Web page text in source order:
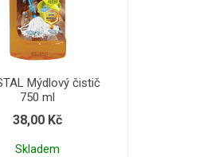
Mýdlový čistič
750 ml
38,00 Kč
Skladem